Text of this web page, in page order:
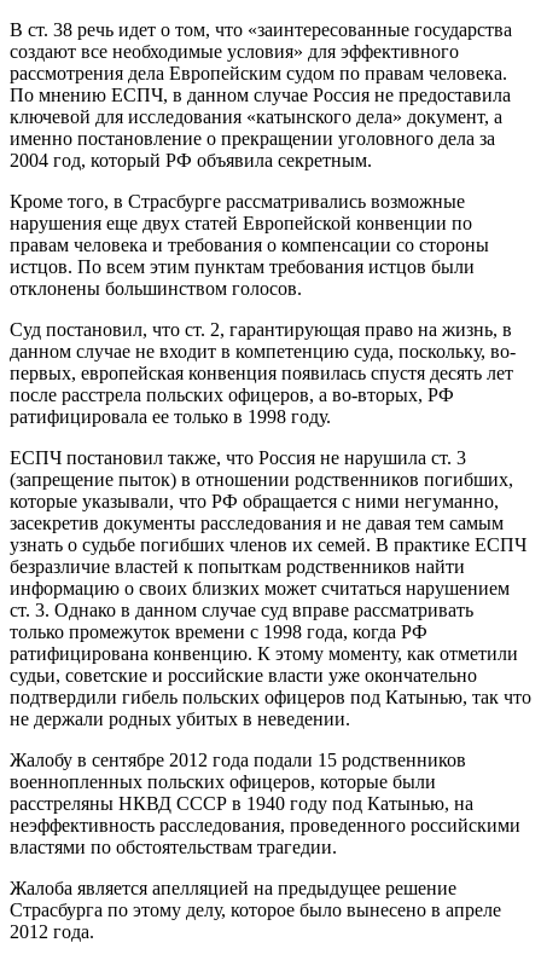
В ст. 38 речь идет о том, что «заинтересованные государства
создают все необходимые условия» для эффективного
рассмотрения дела Европейским судом по правам человека.
По мнению ЕСПЧ, в данном случае Россия не предоставила
ключевой для исследования «катынского дела» документ, а
именно постановление о прекращении уголовного дела за
2004 год, который РФ объявила секретным.
Кроме того, в Страсбурге рассматривались возможные
нарушения еще двух статей Европейской конвенции по
правам человека и требования о компенсации со стороны
истцов. По всем этим пунктам требования истцов были
отклонены большинством голосов.
Суд постановил, что ст. 2, гарантирующая право на жизнь, в
данном случае не входит в компетенцию суда, поскольку, во-
первых, европейская конвенция появилась спустя десять лет
после расстрела польских офицеров, а во-вторых, РФ
ратифицировала ее только в 1998 году.
ЕСПЧ постановил также, что Россия не нарушила ст. 3
(запрещение пыток) в отношении родственников погибших,
которые указывали, что РФ обращается с ними негуманно,
засекретив документы расследования и не давая тем самым
узнать о судьбе погибших членов их семей. В практике ЕСПЧ
безразличие властей к попыткам родственников найти
информацию о своих близких может считаться нарушением
ст. 3. Однако в данном случае суд вправе рассматривать
только промежуток времени с 1998 года, когда РФ
ратифицирована конвенцию. К этому моменту, как отметили
судьи, советские и российские власти уже окончательно
подтвердили гибель польских офицеров под Катынью, так что
не держали родных убитых в неведении.
Жалобу в сентябре 2012 года подали 15 родственников
военнопленных польских офицеров, которые были
расстреляны НКВД СССР в 1940 году под Катынью, на
неэффективность расследования, проведенного российскими
властями по обстоятельствам трагедии.
Жалоба является апелляцией на предыдущее решение
Страсбурга по этому делу, которое было вынесено в апреле
2012 года.